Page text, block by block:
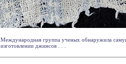
Международная группа ученых обнаружила
изготовлении джинсов . . .